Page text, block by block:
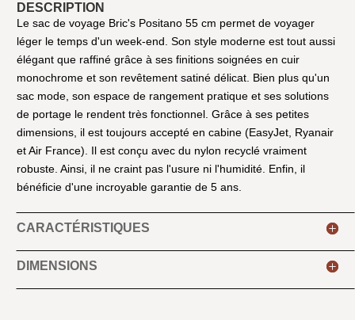
DESCRIPTION
Le sac de voyage Bric's Positano 55 cm permet de voyager
léger le temps d'un week-end. Son style moderne est tout aussi
élégant que raffiné grâce à ses finitions soignées en cuir
monochrome et son revêtement satiné délicat. Bien plus qu'un
sac mode, son espace de rangement pratique et ses solutions
de portage le rendent très fonctionnel. Grâce à ses petites
dimensions, il est toujours accepté en cabine (EasyJet, Ryanair
et Air France). Il est conçu avec du nylon recyclé vraiment
robuste. Ainsi, il ne craint pas l'usure ni l'humidité. Enfin, il
bénéficie d'une incroyable garantie de 5 ans.
CARACTÉRISTIQUES
DIMENSIONS